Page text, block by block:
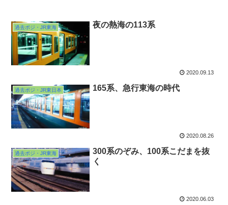
過去ポジ・JR東海 夜の熱海の113系
2020.09.13
過去ポジ・JR東日本 165系、急行東海の時代
2020.08.26
過去ポジ・JR東海
300系のぞみ、100系こだまを抜
く
2020.06.03